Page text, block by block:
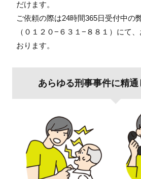
だけます。
ご依頼の際は24時間365日受付中の
（０１２０−６３１−８８１）にて
おります。
あらゆる刑事事件に精通